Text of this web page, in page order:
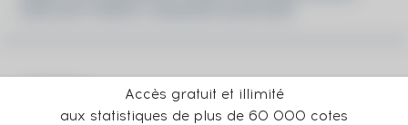
Accès gratuit et illimité
aux statistiques de plus de 60 000 cotes